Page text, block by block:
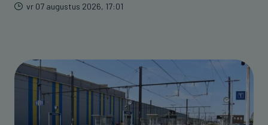
vr 07 augustus 2026, 17:01